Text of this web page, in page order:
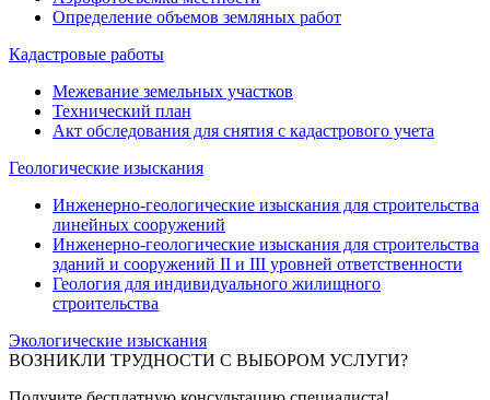
Определение объемов земляных работ
Кадастровые работы
Межевание земельных участков
Технический план
Акт обследования для снятия с кадастрового учета
Геологические изыскания
Инженерно-геологические изыскания для строительства
линейных сооружений
Инженерно-геологические изыскания для строительства
зданий и сооружений II и III уровней ответственности
Геология для индивидуального жилищного
строительства
Экологические изыскания
ВОЗНИКЛИ ТРУДНОСТИ С ВЫБОРОМ УСЛУГИ?